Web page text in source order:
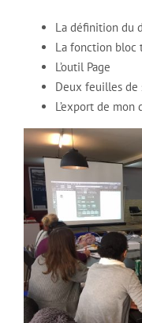
La définition du
La fonction bloc
L’outil Page
Deux feuilles de
L’export de mon